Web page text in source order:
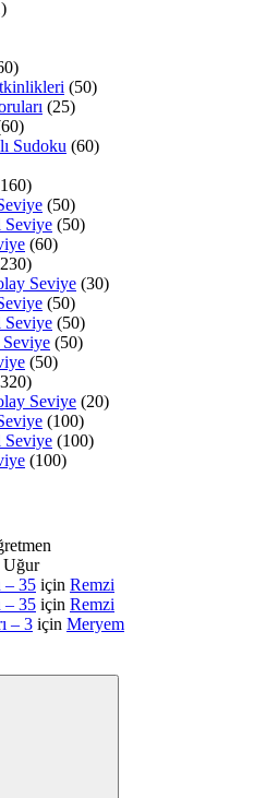
(50)
(25)
Sudoku (60)
(50)
Seviye (50)
(60)
Seviye (30)
(50)
Seviye (50)
(50)
(50)
Seviye (20)
(100)
Seviye (100)
(100)
Uğur
– 35 için Remzi
– 35 için Remzi
– 3 için Meryem